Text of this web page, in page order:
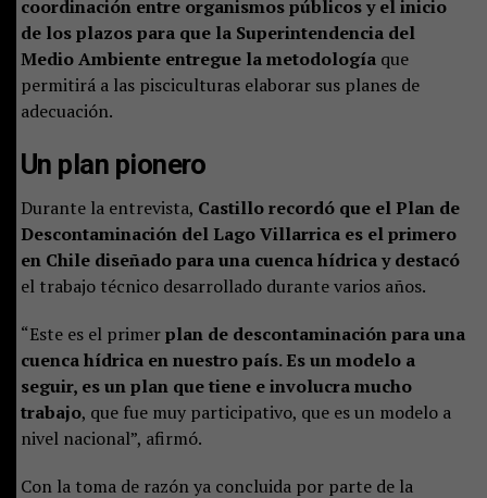
coordinación entre organismos públicos y el inicio
de los plazos para que la Superintendencia del
Medio Ambiente entregue la metodología que
permitirá a las pisciculturas elaborar sus planes de
adecuación.
Un plan pionero
Durante la entrevista, Castillo recordó que el Plan de
Descontaminación del Lago Villarrica es el primero
en Chile diseñado para una cuenca hídrica y destacó
el trabajo técnico desarrollado durante varios años.
“Este es el primerplan de descontaminación para una
cuenca hídrica en nuestro país. Es un modelo a
seguir, es un plan que tiene e involucra mucho
trabajo, que fue muy participativo, que es un modelo a
nivel nacional”, afirmó.
Con la toma de razón ya concluida por parte de la